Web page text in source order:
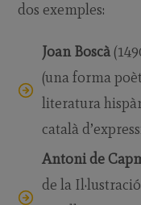
dos exemples:
Joan Boscà
(una forma
literatura
català
Antoni de
de la